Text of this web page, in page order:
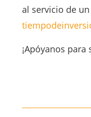
al servicio de
¡Apóyanos